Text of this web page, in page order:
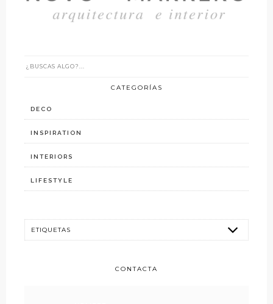
CATEGORÍAS
DECO
INSPIRATION
INTERIORS
LIFESTYLE
CONTACTA